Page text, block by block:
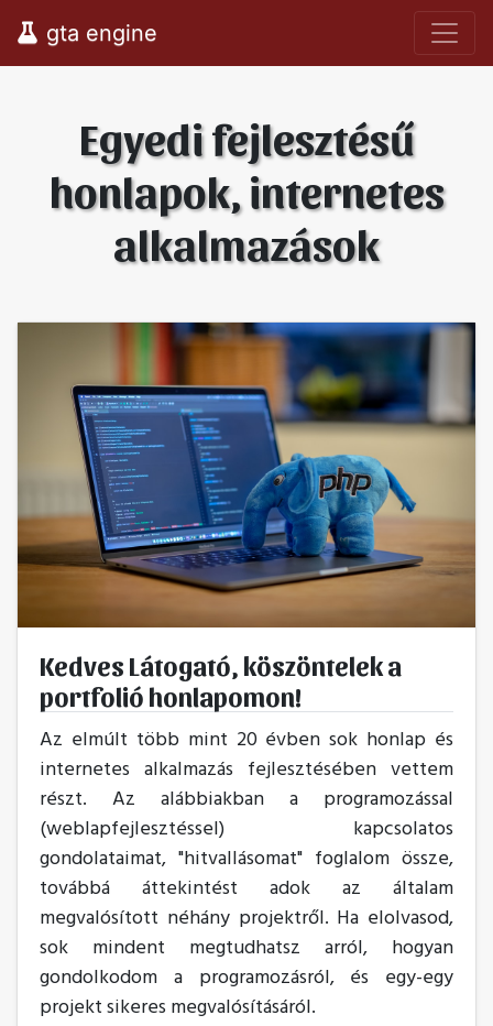
gta engine
Egyedi fejlesztésű
honlapok, internetes
alkalmazások
Kedves Látogató, köszöntelek a
portfolió honlapomon!
Az elmúlt több mint 20 évben sok honlap és
internetes alkalmazás fejlesztésében vettem
részt. Az alábbiakban a programozással
(weblapfejlesztéssel) kapcsolatos
gondolataimat, "hitvallásomat" foglalom össze,
továbbá áttekintést adok az általam
megvalósított néhány projektről. Ha elolvasod,
sok mindent megtudhatsz arról, hogyan
gondolkodom a programozásról, és egy-egy
projekt sikeres megvalósításáról.